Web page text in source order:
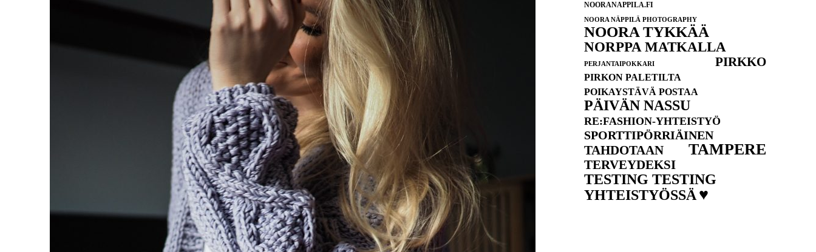
NOORANAPPILA.FI
NOORA NÄPPILÄ PHOTOGRAPHY
NOORA TYKKÄÄ
NORPPA MATKALLA
PERJANTAIPOKKARI PIRKKO
PIRKON PALETILTA
POIKAYSTÄVÄ POSTAA
PÄIVÄN NASSU
RE:FASHION-YHTEISTYÖ
SPORTTIPÖRRIÄINEN
TAHDOTAAN TAMPERE
TERVEYDEKSI
TESTING TESTING
YHTEISTYÖSSÄ♥